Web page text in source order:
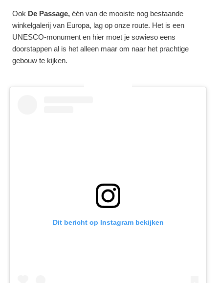
Ook De Passage, één van de mooiste nog bestaande
winkelgalerij van Europa, lag op onze route. Het is een
UNESCO-monument en hier moet je sowieso eens
doorstappen al is het alleen maar om naar het prachtige
gebouw te kijken.
Dit bericht op Instagram bekijken